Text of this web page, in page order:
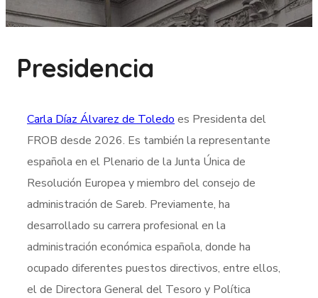
Presidencia
Carla Díaz Álvarez de Toledo es Presidenta del
FROB desde 2026. Es también la representante
española en el Plenario de la Junta Única de
Resolución Europea y miembro del consejo de
administración de Sareb. Previamente, ha
desarrollado su carrera profesional en la
administración económica española, donde ha
ocupado diferentes puestos directivos, entre ellos,
el de Directora General del Tesoro y Política